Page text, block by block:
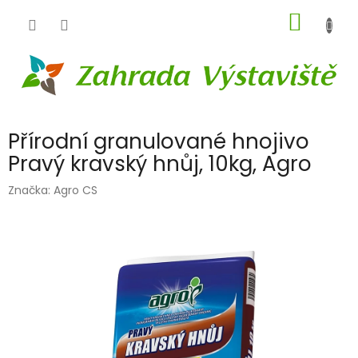
KOŠÍK
Přírodní granulované hnojivo
Pravý kravský hnůj, 10kg, Agro
Značka: Agro CS